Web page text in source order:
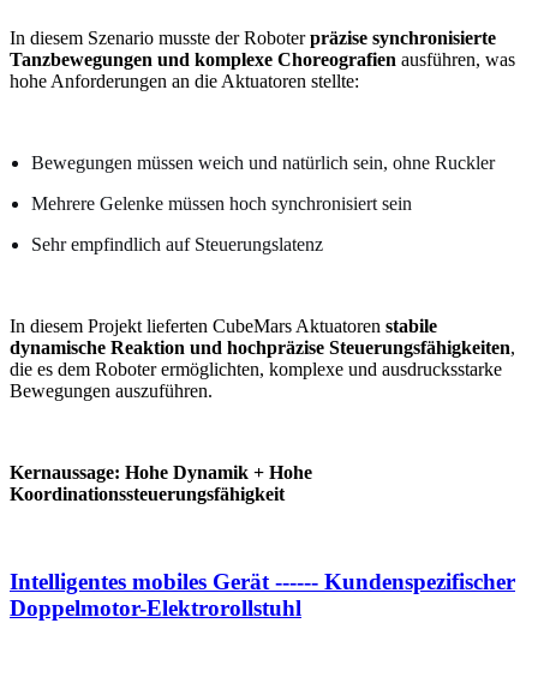
In diesem Szenario musste der Roboterpräzise synchronisierte
Tanzbewegungen und komplexe Choreografien ausführen, was
hohe Anforderungen an die Aktuatoren stellte:
Bewegungen müssen weich und natürlich sein, ohne Ruckler
Mehrere Gelenke müssen hoch synchronisiert sein
Sehr empfindlich auf Steuerungslatenz
In diesem Projekt lieferten CubeMars Aktuatoren stabile
dynamische Reaktion und hochpräzise Steuerungsfähigkeiten,
die es dem Roboter ermöglichten, komplexe und ausdrucksstarke
Bewegungen auszuführen.
Kernaussage: Hohe Dynamik + Hohe
Koordinationssteuerungsfähigkeit
Intelligentes mobiles Gerät ------ Kundenspezifischer
Doppelmotor-Elektrorollstuhl